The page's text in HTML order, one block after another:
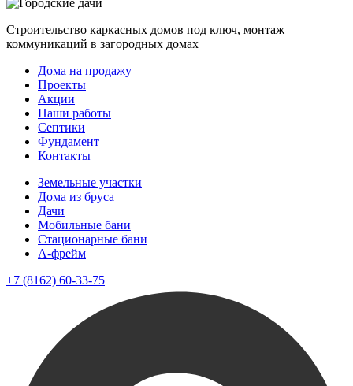
Строительство каркасных домов под ключ, монтаж
коммуникаций в загородных домах
Дома на продажу
Проекты
Акции
Наши работы
Септики
Фундамент
Контакты
Земельные участки
Дома из бруса
Дачи
Мобильные бани
Стационарные бани
A-фрейм
+7 (8162) 60-33-75